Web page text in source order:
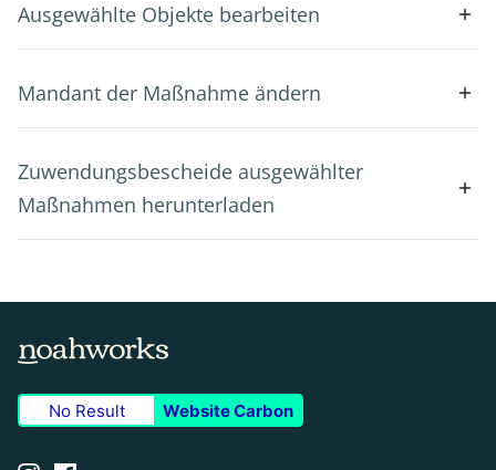
Ausgewählte Objekte bearbeiten
Mandant der Maßnahme ändern
Zuwendungsbescheide ausgewählter
Maßnahmen herunterladen
No Result Website Carbon